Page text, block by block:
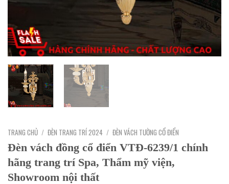
TRANG CHỦ / ĐÈN TRANG TRÍ 2024 / ĐÈN VÁCH TƯỜNG CỔ ĐIỂN
Đèn vách đồng cổ điển VTĐ-6239/1 chính
hãng trang trí Spa, Thẩm mỹ viện,
Showroom nội thất